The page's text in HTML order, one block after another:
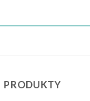
PRODUKTY